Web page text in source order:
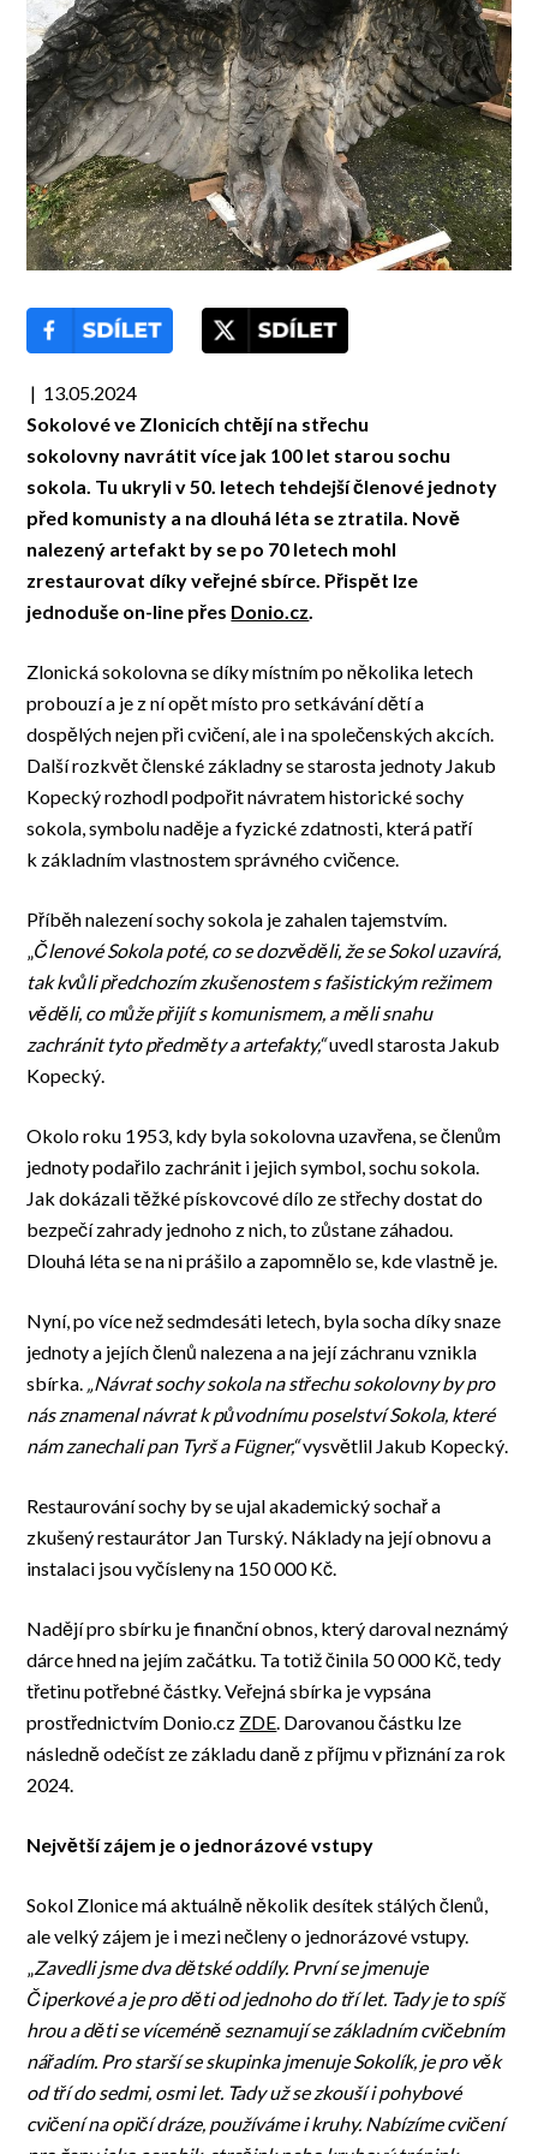
| 13.05.2024
Sokolové ve Zlonicích chtějí na střechu
sokolovny navrátitvíce jak 100 let starou sochu
sokola. Tu ukryli v 50 . letech tehdejší členové jednoty
před komunisty a na dlouhá léta se ztratila. Nově
nalezený artefakt by se po 70 letech mohl
zrestaurovat díky veřejné sbírce. Přispět lze
jednoduše on-line přes Donio.cz
Zlonická sokolovna se díky místním po několika letech
probouzí a je z ní opět místo pro setkávání dětí a
dospělých nejen při cvičení, ale i na společenských akcích.
Další rozkvět členské základny se starosta jednoty Jakub
Kopecký rozhodl podpořit návratem historické sochy
sokola, symbolu naděje a fyzické zdatnosti, která patří
k základním vlastnostem správného cvičence.
Příběh nalezení sochy sokola je zahalen tajemstvím.
Členové Sokola poté, co se dozvěděli, že se Sokol uzavírá,
tak kvůli předchozím zkušenostem s fašistickým režimem
věděli, co může přijít s komunismem, a měli snahu
zachránit tyto předměty a artefakty,“uvedl starosta Jakub
Kopecký.
Okolo roku 1953, kdy byla sokolovna uzavřena, se členům
jednoty podařilo zachránit i jejich symbol, sochu sokola.
Jak dokázali těžké pískovcové dílo ze střechy dostat do
bezpečí zahrady jednoho z nich, to zůstane záhadou.
Dlouhá léta se na ni prášilo a zapomnělo se, kde vlastně je.
Nyní, po více než sedmdesáti letech, byla socha díky snaze
jednoty a jejích členů nalezena a na její záchranu vznikla
sbírka.
„Návrat sochysokola na střechu sokolovny by pro
nás znamenal návrat k původnímu poselstvíSokola, které
nám zanechali pan Tyrš a Fügner,“vysvětlil Jakub Kopecký.
Restaurování sochy by se ujal akademický sochař a
zkušený restaurátor Jan Turský. Náklady na její obnovu a
instalaci jsou vyčísleny na 150 000 Kč.
Nadějí pro sbírku je finanční obnos, který daroval neznámý
dárce hned na jejím začátku. Ta totiž činila 50 000 Kč, tedy
třetinu potřebné částky. Veřejná sbírka je vypsána
prostřednictvím Donio.cz ZDE . Darovanou částku lze
následně odečíst ze základu daně z příjmu v přiznání za rok
2024.
Největší zájem je o jednorázové vstupy
Sokol Zlonice má aktuálně několik desítek stálých členů,
ale velký zájem je i mezi nečleny o jednorázové vstupy.
Zavedli jsme dva dětské oddíly. První se jmenuje
Čiperkové a je pro děti od jednoho do tří let. Tady je to spíš
hrou a děti se víceméně seznamují se základním cvičebním
nářadím. Pro starší se skupinka jmenuje Sokolík, je pro věk
od tří do sedmi, osmilet. Tady už se zkouší i pohybové
cvičení na opičí dráze, používáme i kruhy. Nabízíme cvičení